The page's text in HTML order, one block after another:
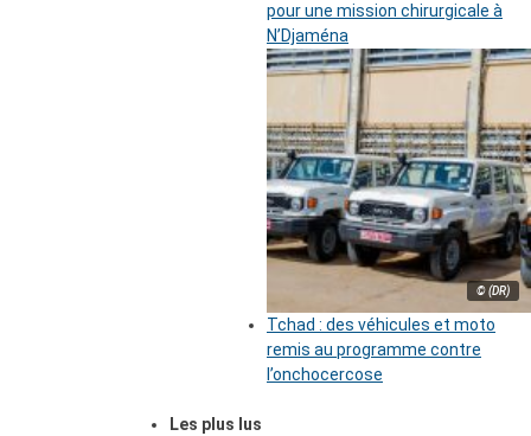
pour une mission chirurgicale à
N’Djaména
© (DR)
Tchad : des véhicules et moto
remis au programme contre
l’onchocercose
Les plus lus